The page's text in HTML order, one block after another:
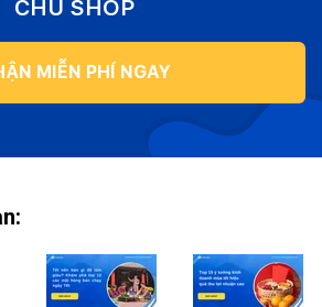
CHỦ SHOP
MIỄN PHÍ NGAY